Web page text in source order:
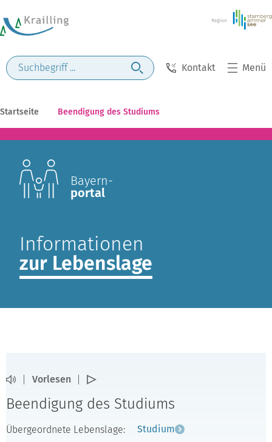
Kontakt Menü
Startseite Beendigung des Studiums
Bayern-
portal
Informationen
zur Lebenslage
Vorlesen
Beendigung des Studiums
Übergeordnete Lebenslage: Studium